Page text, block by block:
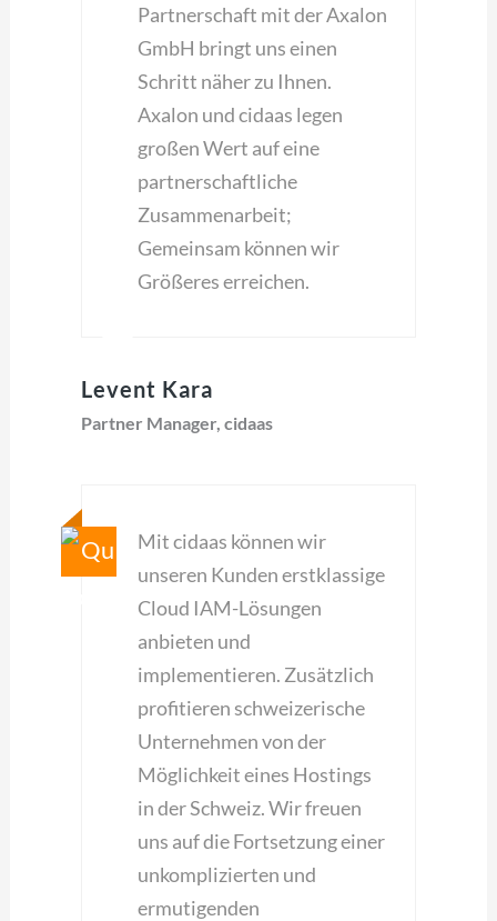
Partnerschaft mit der Axalon
GmbH bringt uns einen
Schritt näher zu Ihnen.
Axalon und cidaas legen
großen Wert auf eine
partnerschaftliche
Zusammenarbeit;
Gemeinsam können wir
Größeres erreichen.
Levent Kara
Partner Manager, cidaas
Mit cidaas können wir
unseren Kunden erstklassige
Cloud IAM-Lösungen
anbieten und
implementieren. Zusätzlich
profitieren schweizerische
Unternehmen von der
Möglichkeit eines Hostings
in der Schweiz. Wir freuen
uns auf die Fortsetzung einer
unkomplizierten und
ermutigenden